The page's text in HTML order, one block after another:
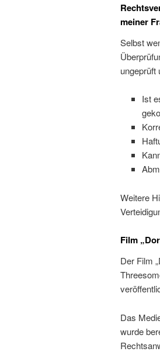
meiner
Selbst
ungeprüft
Ist
Weitere
Film
Der Film
Das
wurde